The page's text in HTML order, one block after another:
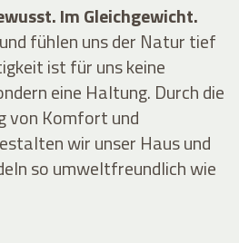
Im Gleichgewicht.
fühlen uns der Natur tief
ist für uns keine
eine Haltung. Durch die
von Komfort und
wir unser Haus und
so umweltfreundlich wie